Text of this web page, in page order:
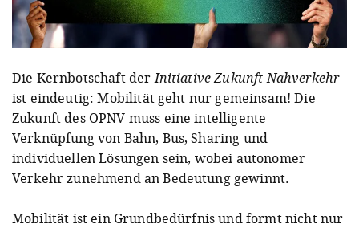
Die Kernbotschaft derInitiative Zukunft Nahverkehr
ist eindeutig: Mobilität geht nur gemeinsam! Die
Zukunft des ÖPNV muss eine intelligente
Verknüpfung von Bahn, Bus, Sharing und
individuellen Lösungen sein, wobei autonomer
Verkehr zunehmend an Bedeutung gewinnt.
Mobilität ist ein Grundbedürfnis und formt nicht nur